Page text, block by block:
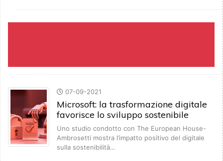
07-09-2021
Microsoft: la trasformazione digitale
favorisce lo sviluppo sostenibile
Uno studio condotto con The European House-
Ambrosetti mostra l’impatto positivo del digitale
sulla sostenibilità…